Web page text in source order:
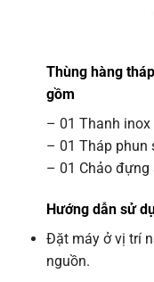
Thùng hàng
gồm
– 01 Thanh
– 01 Tháp phun
– 01 Chảo đựng
Hướng dẫn sử
Đặt máy ở vị trí
nguồn.